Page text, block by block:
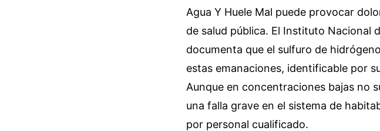
Agua Y Huele Mal puede provocar
de salud pública. El Instituto Nacional
documenta que el sulfuro de
estas emanaciones, identificable por
Aunque en concentraciones bajas no
una falla grave en el sistema de
por personal cualificado.